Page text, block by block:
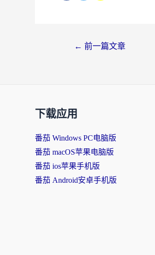
← 前一篇文章
下载应用
番茄 Windows PC电脑版
番茄 macOS苹果电脑版
番茄 ios苹果手机版
番茄 Android安卓手机版